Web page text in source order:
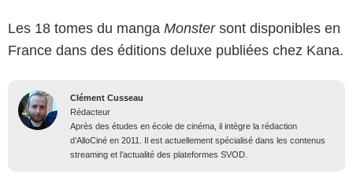
Les 18 tomes du manga Monstersont disponibles en
France dans des éditions deluxe publiées chez Kana.
Clément Cusseau
Rédacteur
Après des études en école de cinéma, il intègre la rédaction
d’AlloCiné en 2011. Il est actuellement spécialisé dans les contenus
streaming et l’actualité des plateformes SVOD.